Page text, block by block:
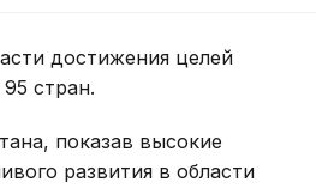
достижения целей
стран.
показав высокие
развития в области